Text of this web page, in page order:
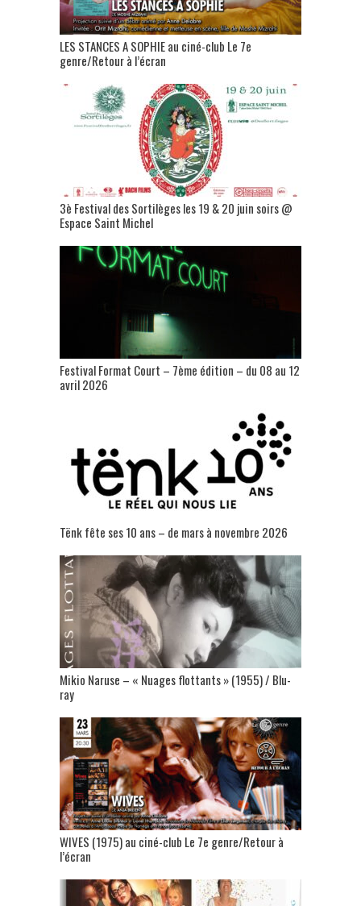
LES STANCES A SOPHIE au ciné-club Le 7e
genre/Retour à l’écran
3è Festival des Sortilèges les 19 & 20 juin soirs @
Espace Saint Michel
Festival Format Court – 7ème édition – du 08 au 12
avril 2026
Tënk fête ses 10 ans – de mars à novembre 2026
Mikio Naruse – « Nuages flottants » (1955) / Blu-
ray
WIVES (1975) au ciné-club Le 7e genre/Retour à
l’écran